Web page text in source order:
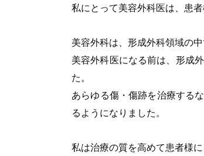
私にとって美容外科医は、患
美容外科は、形成外科領域の
美容外科医になる前は、形成
た。
あらゆる傷・傷跡を治療する
るようになりました。
私は治療の質を高めて患者様